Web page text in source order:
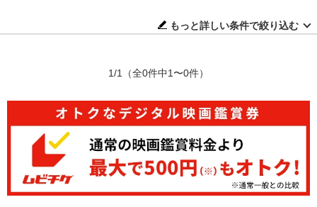
もっと詳しい条件で絞り込む
1/1 （全0件中1〜0件）